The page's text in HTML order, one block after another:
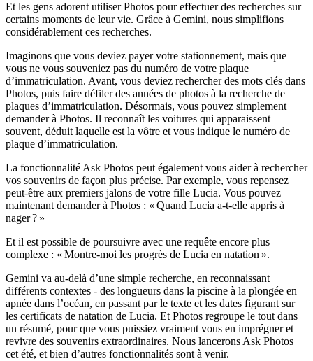
Et les gens adorent utiliser Photos pour effectuer des recherches sur
certains moments de leur vie. Grâce à Gemini, nous simplifions
considérablement ces recherches.
Imaginons que vous deviez payer votre stationnement, mais que
vous ne vous souveniez pas du numéro de votre plaque
d’immatriculation. Avant, vous deviez rechercher des mots clés dans
Photos, puis faire défiler des années de photos à la recherche de
plaques d’immatriculation. Désormais, vous pouvez simplement
demander à Photos. Il reconnaît les voitures qui apparaissent
souvent, déduit laquelle est la vôtre et vous indique le numéro de
plaque d’immatriculation.
La fonctionnalité Ask Photos peut également vous aider à rechercher
vos souvenirs de façon plus précise. Par exemple, vous repensez
peut-être aux premiers jalons de votre fille Lucia. Vous pouvez
maintenant demander à Photos : « Quand Lucia a-t-elle appris à
nager ? »
Et il est possible de poursuivre avec une requête encore plus
complexe : « Montre-moi les progrès de Lucia en natation ».
Gemini va au-delà d’une simple recherche, en reconnaissant
différents contextes - des longueurs dans la piscine à la plongée en
apnée dans l’océan, en passant par le texte et les dates figurant sur
les certificats de natation de Lucia. Et Photos regroupe le tout dans
un résumé, pour que vous puissiez vraiment vous en imprégner et
revivre des souvenirs extraordinaires. Nous lancerons Ask Photos
cet été, et bien d’autres fonctionnalités sont à venir.